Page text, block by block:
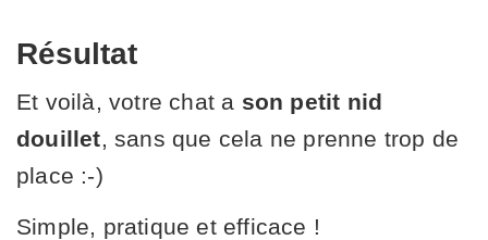
Résultat
Et voilà, votre chat a son petit nid
douillet, sans que cela ne prenne trop de
place :-)
Simple, pratique et efficace !